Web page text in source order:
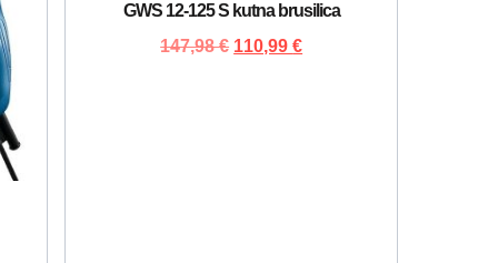
GWS 12-125 S kutna brusilica
147,98€ 110,99€